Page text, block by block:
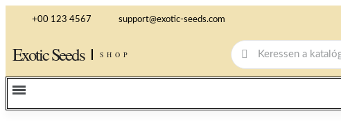
+00 123 4567 support@exotic-seeds.com
Exotic Seeds SHOP